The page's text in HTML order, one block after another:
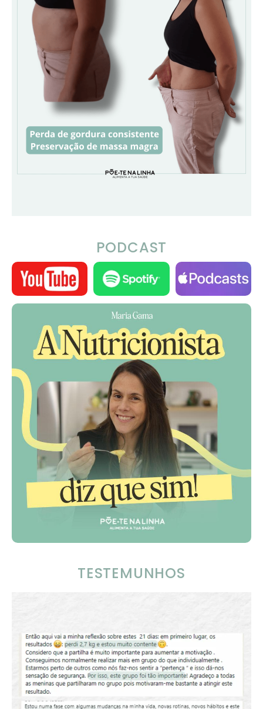
PODCAST
TESTEMUNHOS